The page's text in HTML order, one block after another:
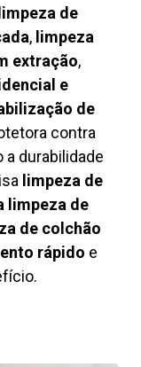
limpeza de
, limpeza
extração,
e
de
contra
a durabilidade
limpeza de
limpeza de
de colchão
rápido e